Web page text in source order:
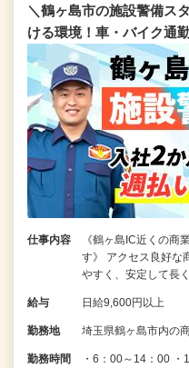
＼鶴ヶ島市の施設警備ス
ける環境！車・バイク通
仕事内容
《鶴ヶ島IC近くの商
す》 アクセス良好な
やすく、安定して長
給与 日給9,600円以上
勤務地 埼玉県鶴ヶ島市内の
勤務時間
・6：00～14：00